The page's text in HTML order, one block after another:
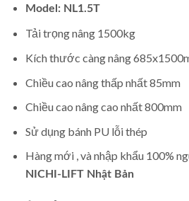
Model: NL1.5T
Tải trọng nâng 1500kg
Kích thước càng nâng
Chiều cao nâng thấp nhất 85mm
Chiều cao nâng cao nhất 800mm
Sử dụng bánh PU lỗi thép
Hàng mới , và nhập khẩu 100%
NICHI-LIFT Nhật Bản